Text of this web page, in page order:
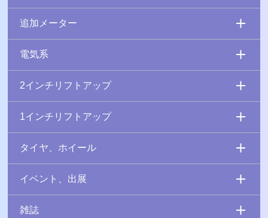
追加メーター
電気系
2インチリフトアップ
1インチリフトアップ
タイヤ、ホイール
イベント、出展
雑誌